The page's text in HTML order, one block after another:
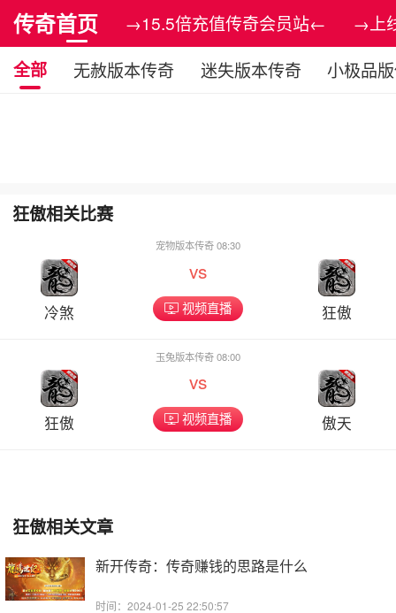
传奇首页 →15.5倍充值传奇会员站←
→上
全部
无赦版本传奇 迷失版本传奇 小极品
狂傲相关比赛
冷煞
宠物版本传奇 08:30
vs
视频直播 狂傲
狂傲
玉兔版本传奇 08:00
vs
视频直播 傲天
狂傲相关文章
新开传奇：传奇赚钱的思路是什么
时间：2024-01-25 22:50:57